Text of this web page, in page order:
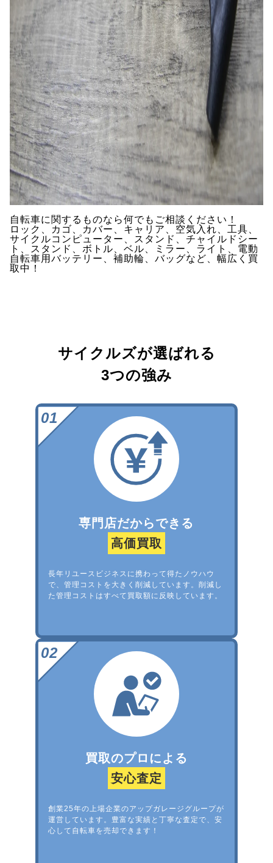
自転車に関するものなら何でもご相談ください！
ロック、カゴ、カバー、キャリア、空気入れ、工具、
サイクルコンピューター、スタンド、チャイルドシー
ト、スタンド、ボトル、ベル、ミラー、ライト、電動
自転車用バッテリー、補助輪、バッグなど、幅広く買
取中！
サイクルズが選ばれる
3つの強み
専門店だからできる
高価買取
長年リユースビジネスに携わって得たノウハウ
で、管理コストを大きく削減しています。削減し
た管理コストはすべて買取額に反映しています。
買取のプロによる
安心査定
創業25年の上場企業のアップガレージグループが
運営しています。豊富な実績と丁寧な査定で、安
心して自転車を売却できます！